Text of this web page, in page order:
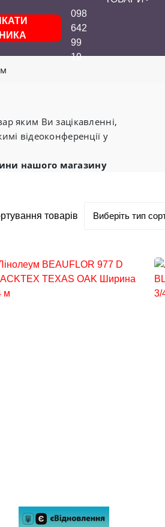
098
642
99
19
яким Ви зацікавленні,
відеоконференції у
нашого магазину
товарів